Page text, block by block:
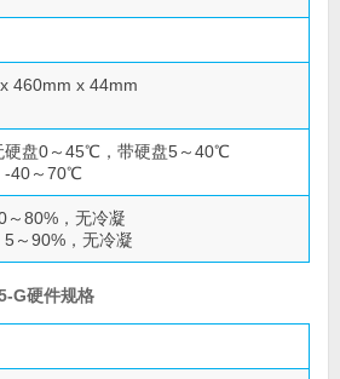
460mm x 44mm
硬盘0～45℃，带硬盘5～40℃
-40～70℃
～80%，无冷凝
5～90%，无冷凝
G硬件规格